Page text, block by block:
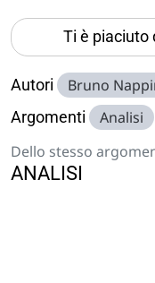
Ti è piaciuto
Autori Bruno
Argomenti Analisi
Dello stesso
ANALISI